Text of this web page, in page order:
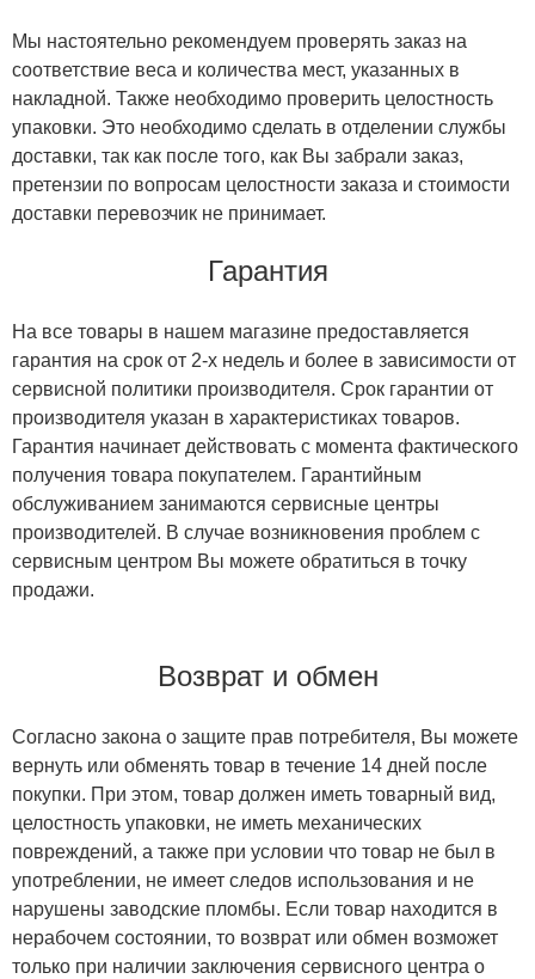
Мы настоятельно рекомендуем проверять заказ на
соответствие веса и количества мест, указанных в
накладной. Также необходимо проверить целостность
упаковки. Это необходимо сделать в отделении службы
доставки, так как после того, как Вы забрали заказ,
претензии по вопросам целостности заказа и стоимости
доставки перевозчик не принимает.
Гарантия
На все товары в нашем магазине предоставляется
гарантия на срок от 2-х недель и более в зависимости от
сервисной политики производителя. Срок гарантии от
производителя указан в характеристиках товаров.
Гарантия начинает действовать с момента фактического
получения товара покупателем. Гарантийным
обслуживанием занимаются сервисные центры
производителей. В случае возникновения проблем с
сервисным центром Вы можете обратиться в точку
продажи.
Возврат и обмен
Согласно закона о защите прав потребителя, Вы можете
вернуть или обменять товар в течение 14 дней после
покупки. При этом, товар должен иметь товарный вид,
целостность упаковки, не иметь механических
повреждений, а также при условии что товар не был в
употреблении, не имеет следов использования и не
нарушены заводские пломбы. Если товар находится в
нерабочем состоянии, то возврат или обмен возможет
только при наличии заключения сервисного центра о